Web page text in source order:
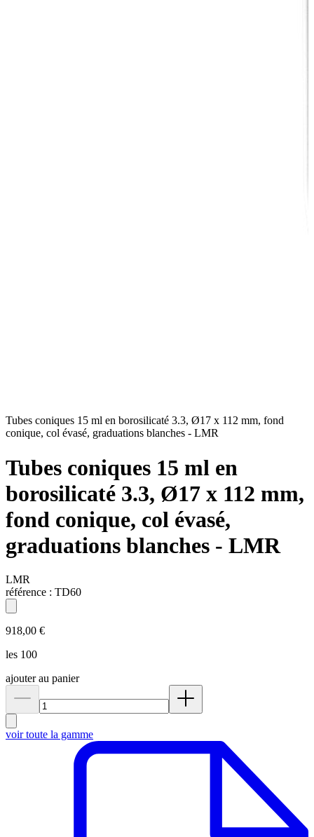
Tubes coniques 15 ml en borosilicaté 3.3, Ø17 x 112 mm, fond
conique, col évasé, graduations blanches - LMR
Tubes coniques 15 ml en
borosilicaté 3.3, Ø17 x 112 mm,
fond conique, col évasé,
graduations blanches - LMR
LMR
référence : TD60
918,00 €
les 100
ajouter au panier
voir toute la gamme